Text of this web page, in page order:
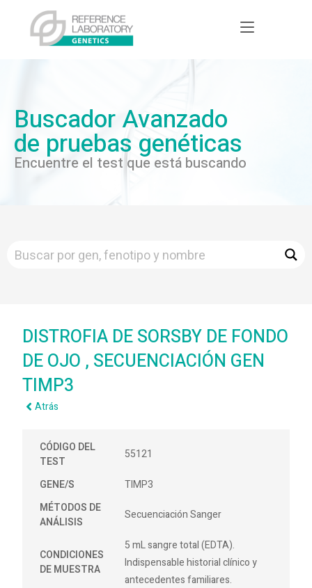
Buscador Avanzado
de pruebas genéticas
Encuentre el test que está buscando
DISTROFIA DE SORSBY DE FONDO
DE OJO , SECUENCIACIÓN GEN
TIMP3
Atrás
CÓDIGO DEL
TEST
55121
GENE/S
TIMP3
MÉTODOS DE
ANÁLISIS
Secuenciación Sanger
CONDICIONES
DE MUESTRA
5 mL sangre total (EDTA).
Indispensable historial clínico y
antecedentes familiares.